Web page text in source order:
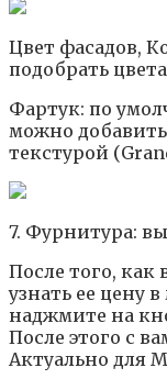
Цвет фасадов,
подобрать
Фартук: по
можно
текстурой
7. Фурнитура:
После того,
узнать ее цену
наджмите на
После этого с
Актуально для